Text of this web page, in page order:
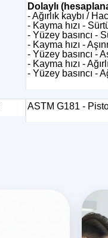
Dolaylı
- Ağırlık kaybı /
- Kayma hızı -
- Yüzey basıncı -
- Kayma hızı -
- Yüzey basıncı -
- Kayma hızı -
- Yüzey basıncı -
ASTM G181 -